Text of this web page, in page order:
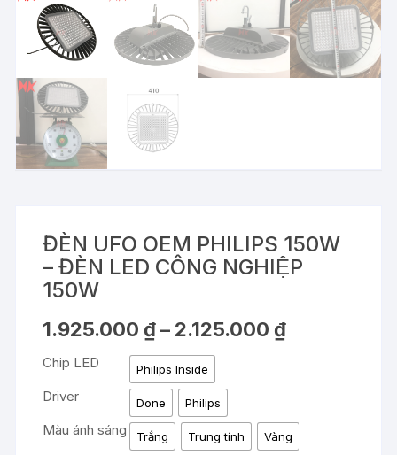
ĐÈN UFO OEM PHILIPS 150W
– ĐÈN LED CÔNG NGHIỆP
150W
1.925.000 ₫ – 2.125.000 ₫Khoảng
Chip LED Philips Inside
Driver Done Philips
Màu ánh sáng Trắng Trung tính Vàng